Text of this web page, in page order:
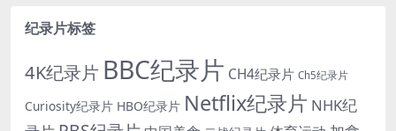
纪录片标签
4K纪录片 BBC纪录片 CH4纪录片 Ch5纪录片
Curiosity纪录片 HBO纪录片 Netflix纪录片 NHK纪